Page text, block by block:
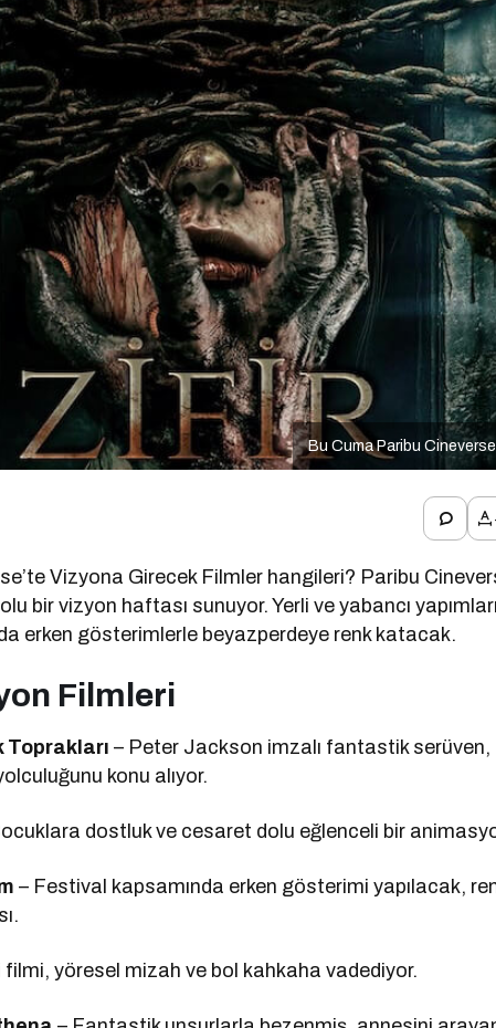
Bu Cuma Paribu
Vizyona Girecek Filmler hangileri? Paribu
bir vizyon haftası sunuyor. Yerli ve yabancı
erken gösterimlerle beyazperdeye renk katacak.
Filmleri
Toprakları – Peter Jackson imzalı fantastik serüven,
konu alıyor.
dostluk ve cesaret dolu eğlenceli bir
– Festival kapsamında erken gösterimi yapılacak,
filmi, yöresel mizah ve bol kahkaha vadediyor.